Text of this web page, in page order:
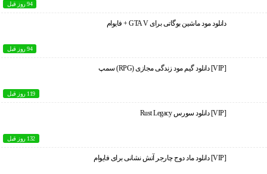
94 روز قبل
دانلود مود ماشین بوگاتی برای GTA V + فایوام
94 روز قبل
[VIP] دانلود گیم مود زندگی مجازی (RPG) سمپ
119 روز قبل
[VIP] دانلود سورس Rust Legacy
132 روز قبل
[VIP] دانلود ماد دوج چارجر آتش نشانی برای فایوام